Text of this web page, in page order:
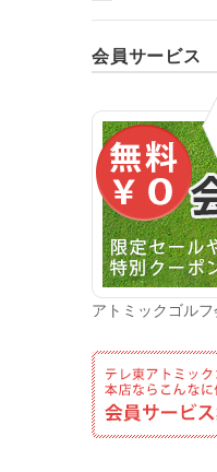
会員サービス
アトミックゴル